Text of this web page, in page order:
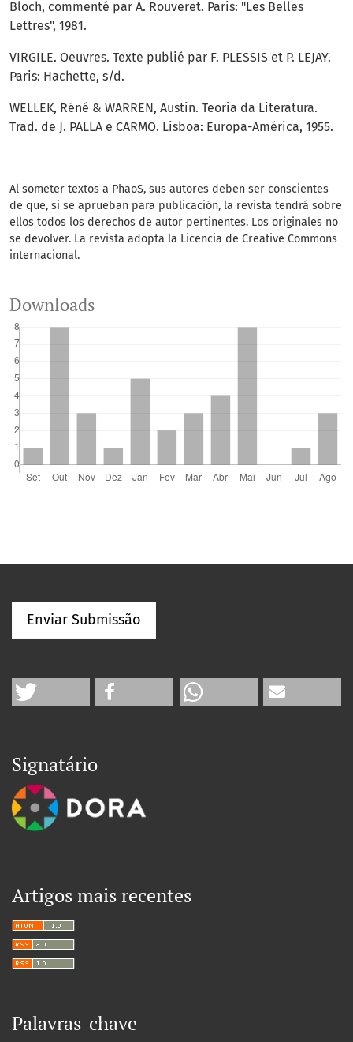
Bloch, commenté par A. Rouveret. Paris: "Les Belles
Lettres", 1981.
VIRGILE. Oeuvres. Texte publié par F. PLESSIS et P. LEJAY.
Paris: Hachette, s/d.
WELLEK, Réné & WARREN, Austin. Teoria da Literatura.
Trad. de J. PALLA e CARMO. Lisboa: Europa-América, 1955.
Al someter textos a PhaoS, sus autores deben ser conscientes
de que, si se aprueban para publicación, la revista tendrá sobre
ellos todos los derechos de autor pertinentes. Los originales no
se devolver. La revista adopta la Licencia de Creative Commons
internacional.
Downloads
Enviar Submissão
Signatário
Artigos mais recentes
Palavras-chave